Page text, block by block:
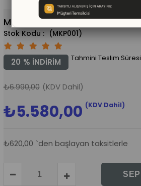
Müzikli Pano
(MKP001)
%
20 İNDIRIM
₺6.990,00 (KDV Dahil)
₺5.580,00 (KDV Dahil)
Tahmini Teslim Süresi
₺620,00 `den başlayan taksitlerle